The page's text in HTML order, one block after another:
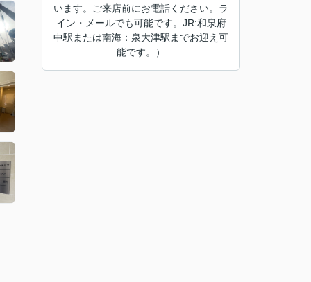
います。ご来店前にお電話ください。ラ
イン・メールでも可能です。JR:和泉府
中駅または南海：泉大津駅までお迎え可
能です。）